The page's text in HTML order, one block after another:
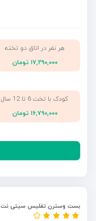
هر نفر در اتاق دو تخته
۱۷,۲۹۰,۰۰۰ تومان
کودک با تخت 6 تا 12 سال
۱۶,۷۹۰,۰۰۰ تومان
بست وسترن تفلیس سیتی نت